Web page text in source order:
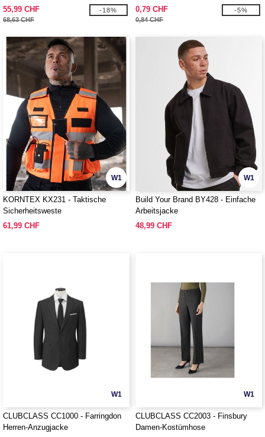
55,99 CHF
68,63 CHF
-18% 0,79 CHF
0,84 CHF
-5%
W1
KORNTEX KX231 - Taktische
Sicherheitsweste
61,99 CHF
W1
Build Your Brand BY428 - Einfache
Arbeitsjacke
48,99 CHF
W1
CLUBCLASS CC1000 - Farringdon
Herren-Anzugjacke
W1
CLUBCLASS CC2003 - Finsbury
Damen-Kostümhose